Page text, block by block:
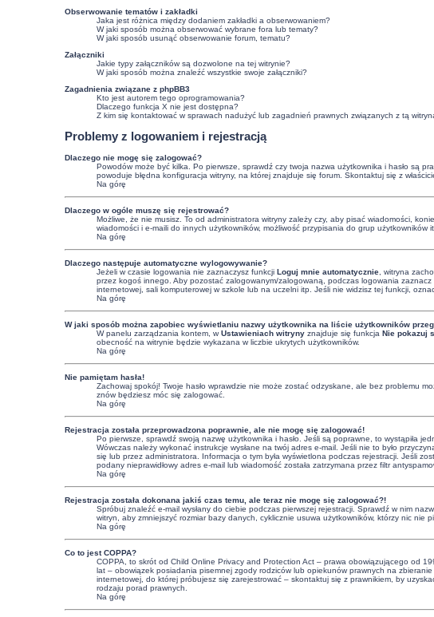
Obserwowanie tematów i zakładki
Jaka jest różnica między dodaniem zakładki a obserwowaniem?
W jaki sposób można obserwować wybrane fora lub tematy?
W jaki sposób usunąć obserwowanie forum, tematu?
Załączniki
Jakie typy załączników są dozwolone na tej witrynie?
W jaki sposób można znaleźć wszystkie swoje załączniki?
Zagadnienia związane z phpBB3
Kto jest autorem tego oprogramowania?
Dlaczego funkcja X nie jest dostępna?
Z kim się kontaktować w sprawach nadużyć lub zagadnień prawnych związanych z tą
Problemy z logowaniem i rejestracją
Dlaczego nie mogę się zalogować?
Powodów może być kilka. Po pierwsze, sprawdź czy twoja nazwa użytkownika i hasło są
powoduje błędna konfiguracja witryny, na której znajduje się forum. Skontaktuj się z
Na górę
Dlaczego w ogóle muszę się rejestrować?
Możliwe, że nie musisz. To od administratora witryny zależy czy, aby pisać wiadomości,
wiadomości i e-maili do innych użytkowników, możliwość przypisania do grup użytkowników
Na górę
Dlaczego następuje automatyczne wylogowywanie?
Jeżeli w czasie logowania nie zaznaczysz funkcji Loguj mnie automatycznie, witryna
przez kogoś innego. Aby pozostać zalogowanym/zalogowaną, podczas logowania zaznacz
internetowej, sali komputerowej w szkole lub na uczelni itp. Jeśli nie widzisz tej funkcji,
Na górę
W jaki sposób można zapobiec wyświetlaniu nazwy użytkownika na liście użytkowników
W panelu zarządzania kontem, w Ustawieniach witrynyznajduje się funkcja Nie pokazuj
obecność na witrynie będzie wykazana w liczbie ukrytych użytkowników.
Na górę
Nie pamiętam hasła!
Zachowaj spokój! Twoje hasło wprawdzie nie może zostać odzyskane, ale bez problemu
znów będziesz móc się zalogować.
Na górę
Rejestracja została przeprowadzona poprawnie, ale nie mogę się zalogować!
Po pierwsze, sprawdź swoją nazwę użytkownika i hasło. Jeśli są poprawne, to wystąpiła
Wówczas należy wykonać instrukcje wysłane na twój adres e-mail. Jeśli nie to było
się lub przez administratora. Informacja o tym była wyświetlona podczas rejestracji. Jeśli
podany nieprawidłowy adres e-mail lub wiadomość została zatrzymana przez filtr
Na górę
Rejestracja została dokonana jakiś czas temu, ale teraz nie mogę się zalogować?!
Spróbuj znaleźć e-mail wysłany do ciebie podczas pierwszej rejestracji. Sprawdź w nim
witryn, aby zmniejszyć rozmiar bazy danych, cyklicznie usuwa użytkowników, którzy nic nie
Na górę
Co to jest COPPA?
COPPA, to skrót od Child Online Privacy and Protection Act – prawa obowiązującego od
lat – obowiązek posiadania pisemnej zgody rodziców lub opiekunów prawnych na
internetowej, do której próbujesz się zarejestrować – skontaktuj się z prawnikiem, by
rodzaju porad prawnych.
Na górę